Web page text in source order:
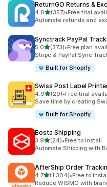
ReturnGO Returns &
4.8별 5개 중
(357)
총 리뷰 357개
•Free trial
Automate refunds and
Synctrack PayPal
5.0별 5개 중
(373)
총 리뷰 373개
•Free plan
Stripe & PayPal Sync
Built for Shopify
Swiss Post Label
4.9별 5개 중
(29)
총 리뷰 29개
•Free trial
Save time by creating
Built for Shopify
Bosta Shipping
3.9별 5개 중
(24)
총 리뷰 24개
•Free to install
Automate Shipping with
AfterShip Order
4.7별 5개 중
(1,304)
총 리뷰 1304개
•Free to
Reduce WISMO with